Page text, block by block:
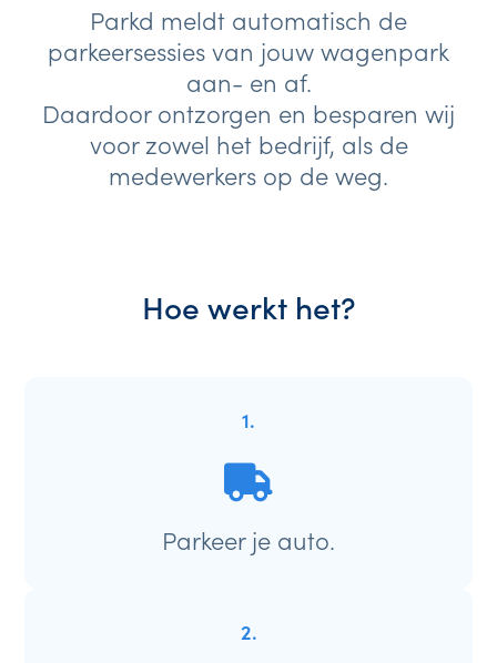
Parkd meldt automatisch de
parkeersessies van jouw wagenpark
aan- en af.
Daardoor ontzorgen en besparen wij
voor zowel het bedrijf, als de
medewerkers op de weg.
Hoe werkt het?
1.
Parkeer je auto.
2.